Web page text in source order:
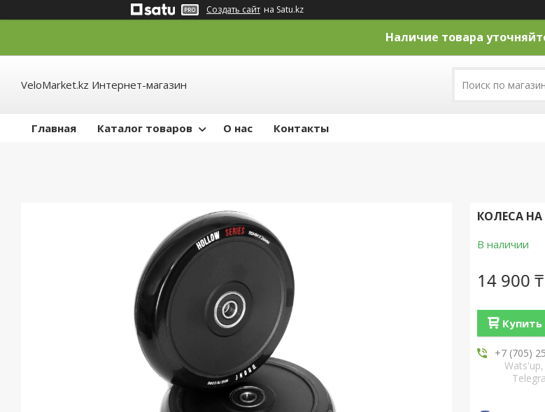
Создать сайт на Satu.kz
Наличие товара
VeloMarket.kz Интернет-магазин
Главная Каталог товаров О нас Контакты
КОЛЕСА НА
В наличии
14 900 ₸
Купить
+7 (705)